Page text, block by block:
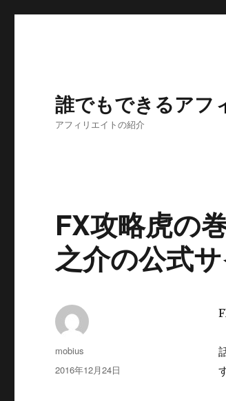
誰でもできるアフ
アフィリエイトの紹介
FX攻略虎の
之介の公式
投
稿
mobius
投
2016年12月24日